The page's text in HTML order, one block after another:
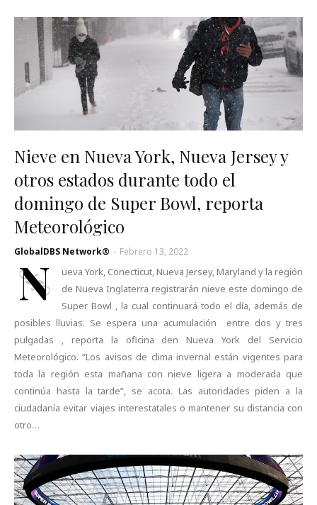
Nieve en Nueva York, Nueva Jersey y
otros estados durante todo el
domingo de Super Bowl, reporta
Meteorológico
GlobalDBS Network® - Febrero 13, 2022
N
ueva York, Conecticut, Nueva Jersey, Maryland y la región
de Nueva Inglaterra registrarán nieve este domingo de
Super Bowl , la cual continuará todo el día, además de
posibles lluvias. Se espera una acumulación entre dos y tres
pulgadas , reporta la oficina den Nueva York del Servicio
Meteorológico. “Los avisos de clima invernal están vigentes para
toda la región esta mañana con nieve ligera a moderada que
continúa hasta la tarde”, se acota. Las autoridades piden a la
ciudadanía evitar viajes interestatales o mantener su distancia con
otro…